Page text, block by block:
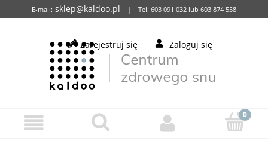
Zarejestruj się Zaloguj się
E-mail: sklep@kaldoo.pl | Tel: 603 091 032 lub 603 874 558